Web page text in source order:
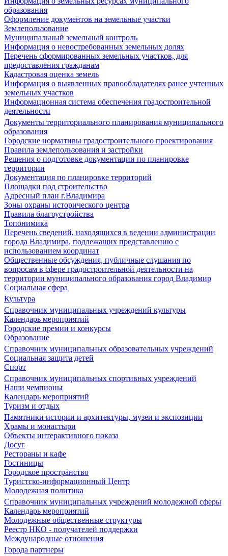
образования
Оформление документов на земельные участки
Землепользование
Муниципальный земельный контроль
Информация о невостребованных земельных долях
Перечень сформированных земельных участков, для
предоставления гражданам
Кадастровая оценка земель
Информация о выявленных правообладателях ранее учтенных
земельных участков
Информационная система обеспечения градостроительной
деятельности
Документы территориального планирования муниципального
образования
Городские нормативы градостроительного проектирования
Правила землепользования и застройки
Решения о подготовке документации по планировке
территории
Документация по планировке территорий
Площадки под строительство
Адресный план г.Владимира
Зоны охраны исторического центра
Правила благоустройства
Топонимика
Перечень сведений, находящихся в ведении администрации
города Владимира, подлежащих представлению с
использованием координат
Общественные обсуждения, публичные слушания по
вопросам в сфере градостроительной деятельности на
территории муниципального образования город Владимир
Социальная сфера
Культура
Справочник муниципальных учреждений культуры
Календарь мероприятий
Городские премии и конкурсы
Образование
Справочник муниципальных образовательных учреждений
Социальная защита детей
Спорт
Справочник муниципальных спортивных учреждений
Наши чемпионы
Календарь мероприятий
Туризм и отдых
Памятники истории и архитектуры, музеи и экспозиции
Храмы и монастыри
Объекты интерактивного показа
Досуг
Рестораны и кафе
Гостиницы
Городское пространство
Туристско-информационный Центр
Молодежная политика
Справочник муниципальных учреждений молодежной сферы
Календарь мероприятий
Молодежные общественные структуры
Реестр НКО - получателей поддержки
Международные отношения
Города партнеры